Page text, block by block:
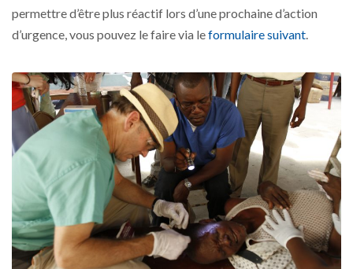
permettre d’être plus réactif lors d’une prochaine d’action
d’urgence, vous pouvez le faire via leformulaire suivant.